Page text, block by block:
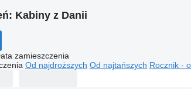
Kabiny z Danii
zamieszczenia
Od najdroższych Od najtańszych Rocznik -